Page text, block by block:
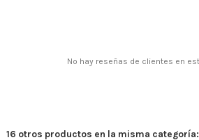
No hay reseñas de clientes en
16 otros productos en la misma categoría: